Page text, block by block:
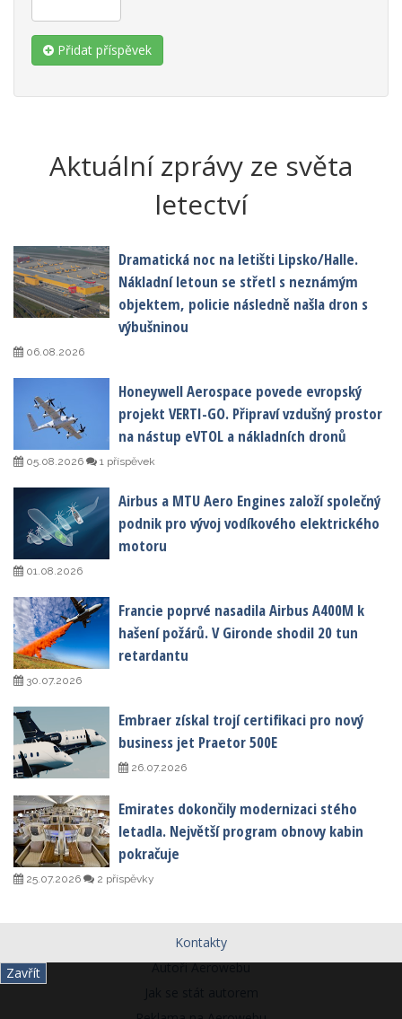
Zavřít
Přidat příspěvek
Aktuální zprávy ze světa
letectví
Dramatická noc na letišti Lipsko/Halle.
Nákladní letoun se střetl s neznámým
objektem, policie následně našla dron s
výbušninou
06.08.2026
Honeywell Aerospace povede evropský
projekt VERTI-GO. Připraví vzdušný prostor
na nástup eVTOL a nákladních dronů
05.08.2026 1 příspěvek
Airbus a MTU Aero Engines založí společný
podnik pro vývoj vodíkového elektrického
motoru
01.08.2026
Francie poprvé nasadila Airbus A400M k
hašení požárů. V Gironde shodil 20 tun
retardantu
30.07.2026
Embraer získal trojí certifikaci pro nový
business jet Praetor 500E
26.07.2026
Emirates dokončily modernizaci stého
letadla. Největší program obnovy kabin
pokračuje
25.07.2026 2 příspěvky
Kontakty
Autoři Aerowebu